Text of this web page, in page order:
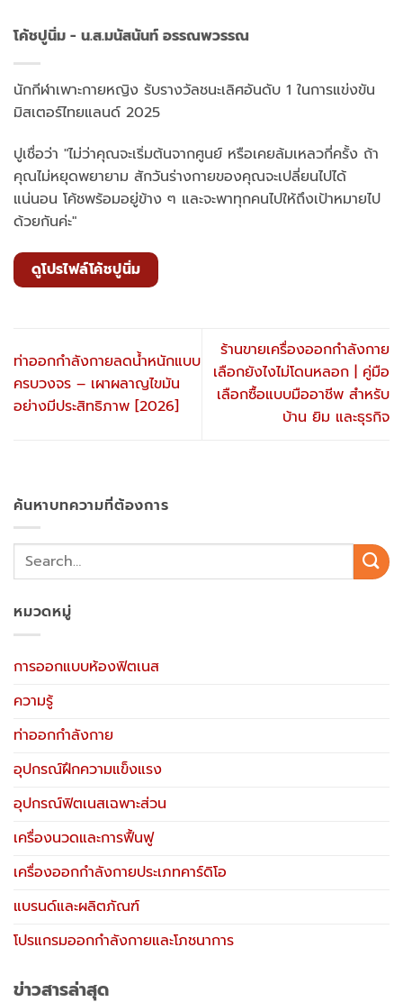
โค้ชปูนิ่ม - น.ส.มนัสนันท์ อรรณพวรรณ
นักกีฬาเพาะกายหญิง รับรางวัลชนะเลิศอันดับ 1 ในการแข่งขัน
มิสเตอร์ไทยแลนด์ 2025
ปูเชื่อว่า "ไม่ว่าคุณจะเริ่มต้นจากศูนย์ หรือเคยล้มเหลวกี่ครั้ง ถ้า
คุณไม่หยุดพยายาม สักวันร่างกายของคุณจะเปลี่ยนไปได้
แน่นอน โค้ชพร้อมอยู่ข้าง ๆ และจะพาทุกคนไปให้ถึงเป้าหมายไป
ด้วยกันค่ะ"
ดูโปรไฟล์โค้ชปูนิ่ม
ท่าออกกำลังกายลดน้ำหนักแบบ
ครบวงจร – เผาผลาญไขมัน
อย่างมีประสิทธิภาพ [2026]
ร้านขายเครื่องออกกำลังกาย
เลือกยังไงไม่โดนหลอก | คู่มือ
เลือกซื้อแบบมืออาชีพ สำหรับ
บ้าน ยิม และธุรกิจ
ค้นหาบทความที่ต้องการ
หมวดหมู่
การออกแบบห้องฟิตเนส
ความรู้
ท่าออกกำลังกาย
อุปกรณ์ฝึกความแข็งแรง
อุปกรณ์ฟิตเนสเฉพาะส่วน
เครื่องนวดและการฟื้นฟู
เครื่องออกกำลังกายประเภทคาร์ดิโอ
แบรนด์และผลิตภัณฑ์
โปรแกรมออกกำลังกายและโภชนาการ
ข่าวสารล่าสุด